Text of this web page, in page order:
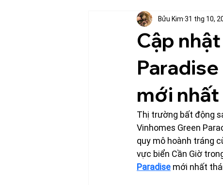
Ưu đãi Mangrove Tuyển dụng
Cập
mới
Bửu Kim 31 thg 10,
Thị trường bất động
Vinhomes Green
quy mô hoành tráng
vực biển Cần Giờ
Paradise mới nhất